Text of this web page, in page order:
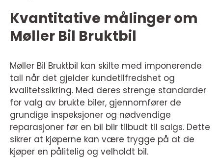
Kvantitative målinger om
Møller Bil Bruktbil
Møller Bil Bruktbil kan skilte med imponerende
tall når det gjelder kundetilfredshet og
kvalitetssikring. Med deres strenge standarder
for valg av brukte biler, gjennomfører de
grundige inspeksjoner og nødvendige
reparasjoner før en bil blir tilbudt til salgs. Dette
sikrer at kjøperne kan være trygge på at de
kjøper en pålitelig og velholdt bil.